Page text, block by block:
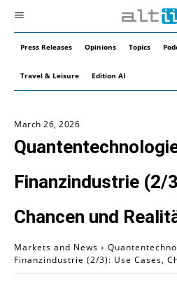
Press Releases Opinions Topics
Travel & Leisure Edition AI
March 26, 2026
Finanzindustrie (2/
Chancen und
Markets and News
Finanzindustrie (2/3): Use Cases,